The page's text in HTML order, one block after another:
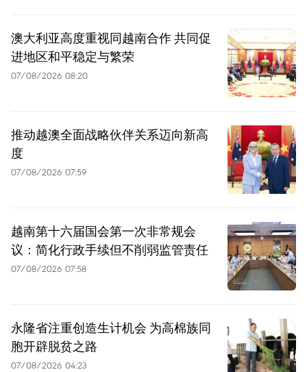
澳大利亚高度重视同越南合作 共同促
进地区和平稳定与繁荣
07/08/2026 08:20
推动越澳全面战略伙伴关系迈向新高
度
07/08/2026 07:59
越南第十六届国会第一次非常规会
议：简化行政手续但不削弱监管责任
07/08/2026 07:58
永隆省注重创造生计机会 为高棉族同
胞开辟脱贫之路
07/08/2026 04:23